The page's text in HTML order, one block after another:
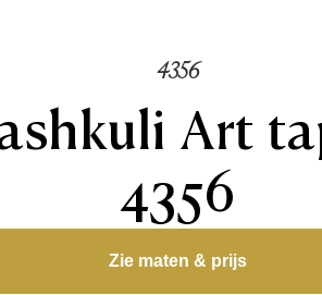
4356
Art
4356
Zie maten & prijs